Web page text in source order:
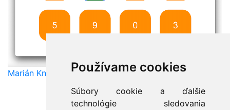
Používame cookies
Súbory cookie a ďalšie
technológie sledovania
Marián Knězek